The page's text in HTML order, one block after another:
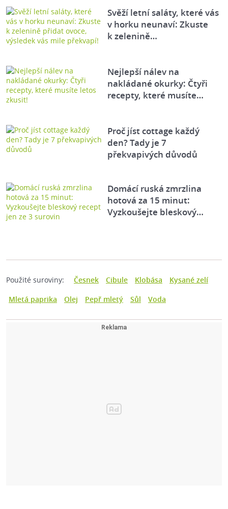
Svěží letní saláty, které vás
v horku neunaví: Zkuste
k zelenině…
Nejlepší nálev na
nakládané okurky: Čtyři
recepty, které musíte…
Proč jíst cottage každý
den? Tady je 7
překvapivých důvodů
Domácí ruská zmrzlina
hotová za 15 minut:
Vyzkoušejte bleskový…
Použité suroviny: Česnek Cibule Klobása
Kysané zelí
Mletá paprika
Olej Pepř mletý Sůl Voda